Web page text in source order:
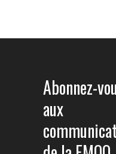
Abonnez-
aux